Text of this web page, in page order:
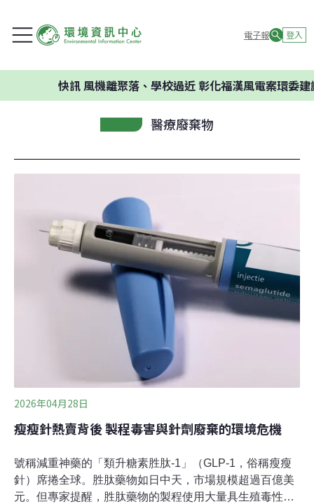
電子報 登入
風機離聚落、學校過近 彰化福漢風電案環委建議不應開
醫療廢棄物
2026年04月28日
瘦瘦針熱賣背後 製程毒害與針劑廢棄的環境危機
號稱減重神藥的「類升糖素胜肽-1」（GLP-1，俗稱瘦瘦
針）席捲全球。胜肽藥物如日中天，市場規模超過百億美
元。但專家提醒，胜肽藥物的製程使用大量具生殖毒性的